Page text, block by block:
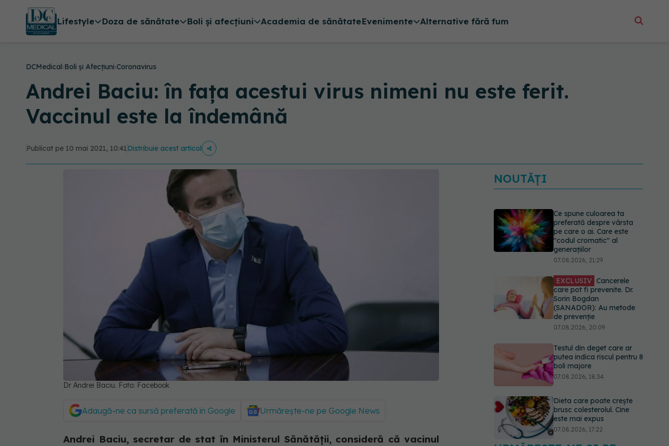
Lifestyle Doza de sănătate Boli și afecțiuni Academia de sănătateEvenimente Alternative fără fum
DCMedical›Boli și Afecțiuni›Coronavirus
Andrei Baciu: în fața acestui virus nimeni nu este ferit.
Vaccinul este la îndemână
Publicat pe 10 mai 2021, 10:41Distribuie acest articol
Dr Andrei Baciu. Foto: Facebook
Adaugă-ne ca sursă preferată în Google Urmărește-ne pe Google News
Andrei Baciu, secretar de stat în Ministerul Sănătății, consideră că vacinul
NOUTĂȚI
Ce spune culoarea ta
preferată despre vârsta
pe care o ai. Care este
"codul cromatic" al
generațiilor
07.08.2026, 21:29
EXCLUSIV Cancerele
care pot fi prevenite. Dr.
Sorin Bogdan
(SANADOR): Au metode
de prevenție
07.08.2026, 20:09
Testul din deget care ar
putea indica riscul pentru 8
boli majore
07.08.2026, 18:34
Dieta care poate crește
brusc colesterolul. Cine
este mai expus
07.08.2026, 17:22